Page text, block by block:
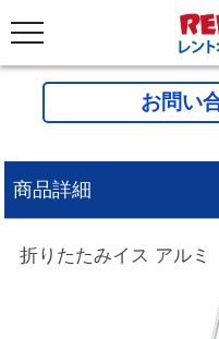
お問い
商品詳細
折りたたみイス アルミ